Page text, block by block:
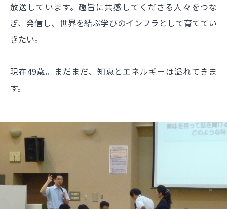
放送しています。趣旨に共感してくださる人々をつな
ぎ、発信し、世界を結ぶ学びのインフラとして育ててい
きたい。
現在49歳。まだまだ、知恵とエネルギーは溢れてきま
す。